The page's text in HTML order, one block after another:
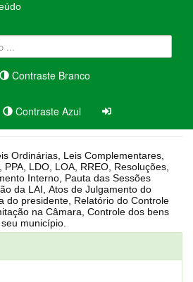
Contraste Branco
Contraste Azul
Leis Complementares,
LOA, RREO, Resoluções,
Interno, Pauta das Sessões
da LAI, Atos de Julgamento do
de seu município.